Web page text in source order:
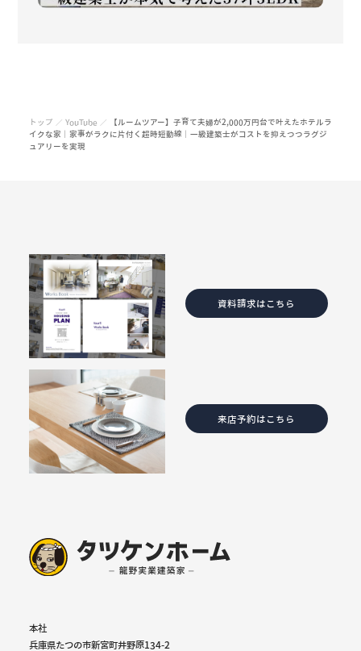
トップ ／ YouTube ／
【ルームツアー】子育て夫婦が2,000万円台で叶えたホテルラ
イクな家｜家事がラクに片付く超時短動線｜一級建築士がコストを抑えつつラグジ
ュアリーを実現
資料請求はこちら
来店予約はこちら
本社
兵庫県たつの市新宮町井野原134-2